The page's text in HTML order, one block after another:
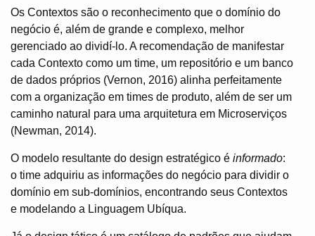
Os Contextos são o reconhecimento que o domínio do
negócio é, além de grande e complexo, melhor
gerenciado ao dividí-lo. A recomendação de manifestar
cada Contexto como um time, um repositório e um banco
de dados próprios (Vernon, 2016) alinha perfeitamente
com a organização em times de produto, além de ser um
caminho natural para uma arquitetura em Microserviços
(Newman, 2014).
O modelo resultante do design estratégico é informado:
o time adquiriu as informações do negócio para dividir o
domínio em sub-domínios, encontrando seus Contextos
e modelando a Linguagem Ubíqua.